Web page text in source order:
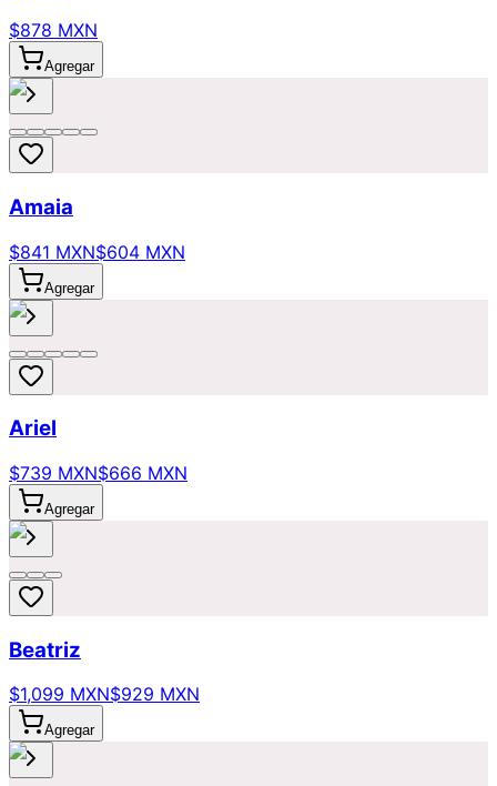
$878 MXN
Agregar
Amaia
$841 MXN$604 MXN
Agregar
Ariel
$739 MXN$666 MXN
Agregar
Beatriz
$1,099 MXN$929 MXN
Agregar